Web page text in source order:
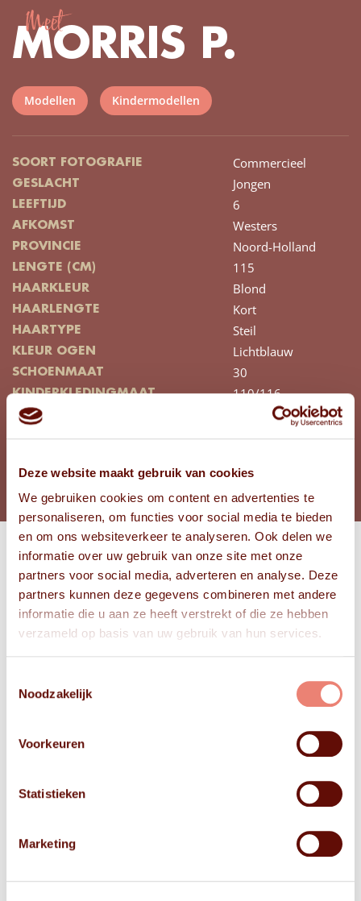
Deze website maakt gebruik van cookies
We gebruiken cookies om content en advertenties te
personaliseren, om functies voor social media te bieden
en om ons websiteverkeer te analyseren. Ook delen we
informatie over uw gebruik van onze site met onze
partners voor social media, adverteren en analyse. Deze
partners kunnen deze gegevens combineren met andere
informatie die u aan ze heeft verstrekt of die ze hebben
verzameld op basis van uw gebruik van hun services.
Noodzakelijk
Voorkeuren
Statistieken
Marketing
Meet
MORRIS P.
Modellen Kindermodellen
SOORT FOTOGRAFIE Commercieel
GESLACHT Jongen
LEEFTIJD 6
AFKOMST Westers
PROVINCIE Noord-Holland
LENGTE (CM) 115
HAARKLEUR Blond
HAARLENGTE Kort
HAARTYPE Steil
KLEUR OGEN Lichtblauw
SCHOENMAAT 30
KINDERKLEDINGMAAT 110/116
Bekijk
FOTO'S